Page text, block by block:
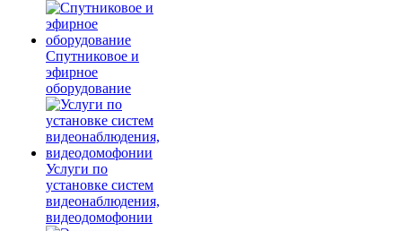
Спутниковое и
эфирное
оборудование
Услуги по
установке систем
видеонаблюдения,
видеодомофонии